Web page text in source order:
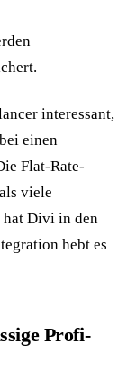
interessant,
einen
Flat-Rate-
viele
hat Divi in den
hebt es
Profi-